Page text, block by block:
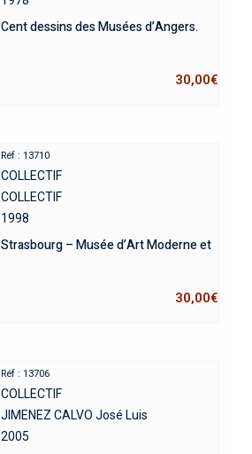
Cent dessins des Musées d’Angers.
30,00€
Réf : 13710
COLLECTIF
COLLECTIF
1998
Strasbourg – Musée d’Art Moderne et
30,00€
Réf : 13706
COLLECTIF
JIMENEZ CALVO José Luis
2005